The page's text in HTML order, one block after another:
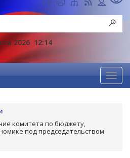
2026 12:14
комитета по бюджету,
под председательством